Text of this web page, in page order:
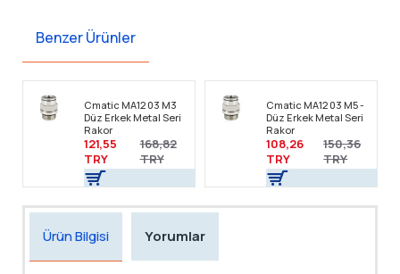
Benzer Ürünler
Cmatic MA12 03 M3
Düz Erkek Metal Seri
Rakor
121,55
TRY
168,82
TRY
Cmatic MA12 03 M5 -
Düz Erkek Metal Seri
Rakor
108,26
TRY
150,36
TRY
Ürün Bilgisi Yorumlar